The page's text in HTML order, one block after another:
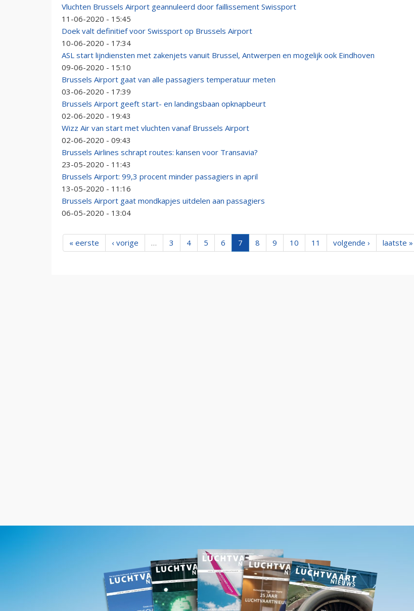
Vluchten Brussels Airport geannuleerd door faillissement Swissport
11-06-2020 - 15:45
Doek valt definitief voor Swissport op Brussels Airport
10-06-2020 - 17:34
ASL start lijndiensten met zakenjets vanuit Brussel, Antwerpen en mogelijk ook Eindhoven
09-06-2020 - 15:10
Brussels Airport gaat van alle passagiers temperatuur meten
03-06-2020 - 17:39
Brussels Airport geeft start- en landingsbaan opknapbeurt
02-06-2020 - 19:43
Wizz Air van start met vluchten vanaf Brussels Airport
02-06-2020 - 09:43
Brussels Airlines schrapt routes: kansen voor Transavia?
23-05-2020 - 11:43
Brussels Airport: 99,3 procent minder passagiers in april
13-05-2020 - 11:16
Brussels Airport gaat mondkapjes uitdelen aan passagiers
06-05-2020 - 13:04
« eerste ‹ vorige … 3 4 5 6 7 8 9 10 11 volgende › laatste »